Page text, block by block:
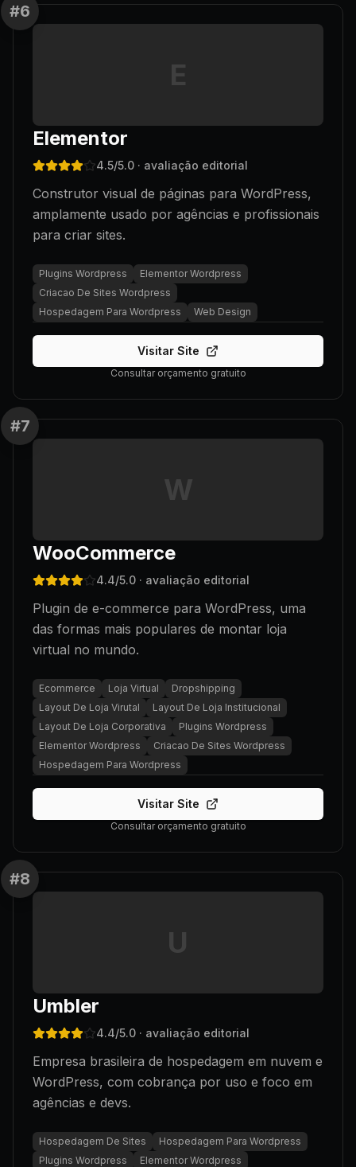
#6
E
Elementor
4.5/5.0 · avaliação editorial
Construtor visual de páginas para WordPress,
amplamente usado por agências e profissionais
para criar sites.
Plugins Wordpress
Elementor Wordpress
Criacao De Sites Wordpress
Hospedagem Para Wordpress
Web Design
Visitar Site
Consultar orçamento gratuito
#7
W
WooCommerce
4.4/5.0 · avaliação editorial
Plugin de e-commerce para WordPress, uma
das formas mais populares de montar loja
virtual no mundo.
Ecommerce Loja Virtual
Dropshipping
Layout De Loja Virutal
Layout De Loja Institucional
Layout De Loja Corporativa
Plugins Wordpress
Elementor Wordpress
Criacao De Sites Wordpress
Hospedagem Para Wordpress
Visitar Site
Consultar orçamento gratuito
#8
U
Umbler
4.4/5.0 · avaliação editorial
Empresa brasileira de hospedagem em nuvem e
WordPress, com cobrança por uso e foco em
agências e devs.
Hospedagem De Sites
Hospedagem Para Wordpress
Plugins Wordpress
Elementor Wordpress